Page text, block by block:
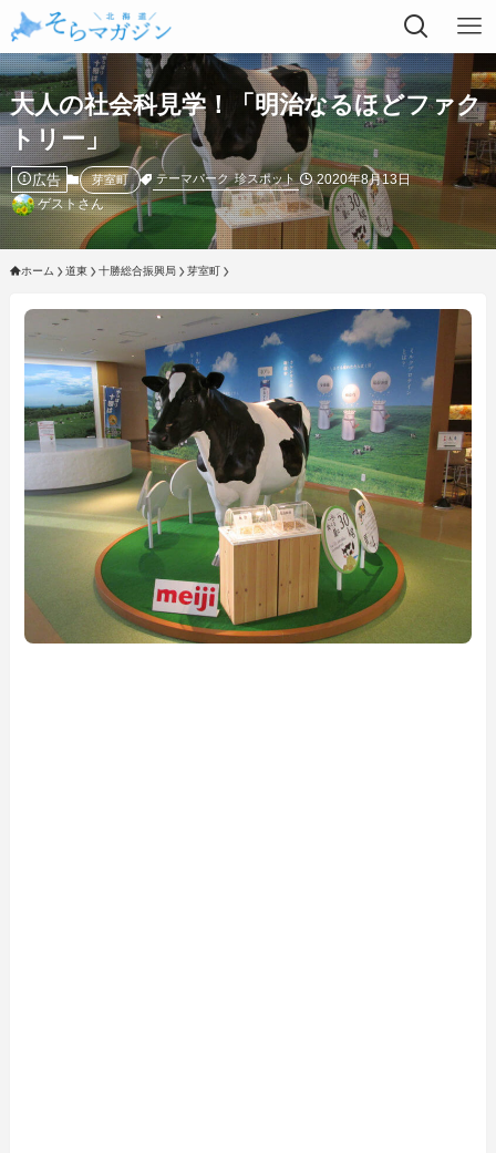
大人の社会科見学！「明治なるほどファク
トリー」
広告 芽室町 テーマパーク 珍スポット
2020年8月13日
ゲストさん
ホーム 道東 十勝総合振興局 芽室町